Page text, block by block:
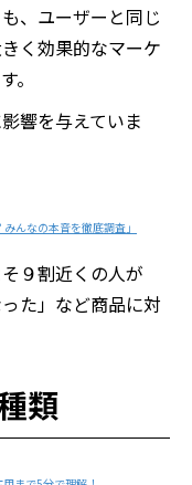
、ユーザーと同じ
く効果的なマーケ
。
響を与えていま
んなの本音を徹底調査」
９割近くの人が
た」など商品に対
類